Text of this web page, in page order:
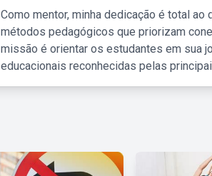
Como mentor, minha dedicação é total
métodos pedagógicos que priorizam
missão é orientar os estudantes em sua
educacionais reconhecidas pelas